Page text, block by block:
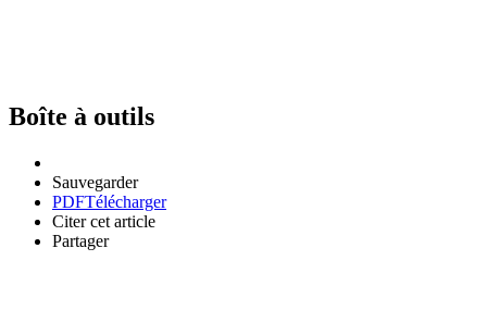
Boîte à outils
Sauvegarder
PDFTélécharger
Citer cet article
Partager